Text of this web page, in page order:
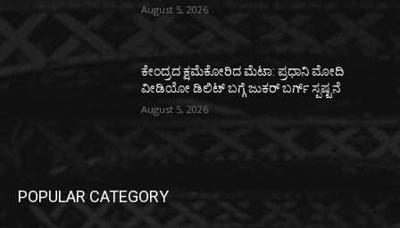
August 5, 2026
ಕೇಂದ್ರದ ಕ್ಷಮೆಕೋರಿದ ಮೆಟಾ: ಪ್ರಧಾನಿ ಮೋದಿ
ವೀಡಿಯೋ ಡಿಲಿಟ್ ಬಗ್ಗೆ ಜುಕರ್ ಬರ್ಗ್ ಸ್ಪಷ್ಟನೆ
August 5, 2026
POPULAR CATEGORY